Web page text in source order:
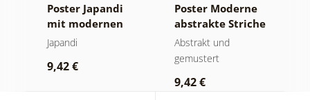
Poster Japandi
mit modernen
Kreisen
Japandi
9,42 €
Poster Moderne
abstrakte Striche
Abstrakt und
gemustert
9,42 €